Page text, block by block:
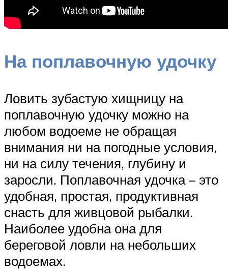
На поплавочную удочку
Ловить зубастую хищницу на
поплавочную удочку можно на
любом водоеме не обращая
внимания ни на погодные условия,
ни на силу течения, глубину и
заросли. Поплавочная удочка – это
удобная, простая, продуктивная
снасть для живцовой рыбалки.
Наиболее удобна она для
береговой ловли на небольших
водоемах.